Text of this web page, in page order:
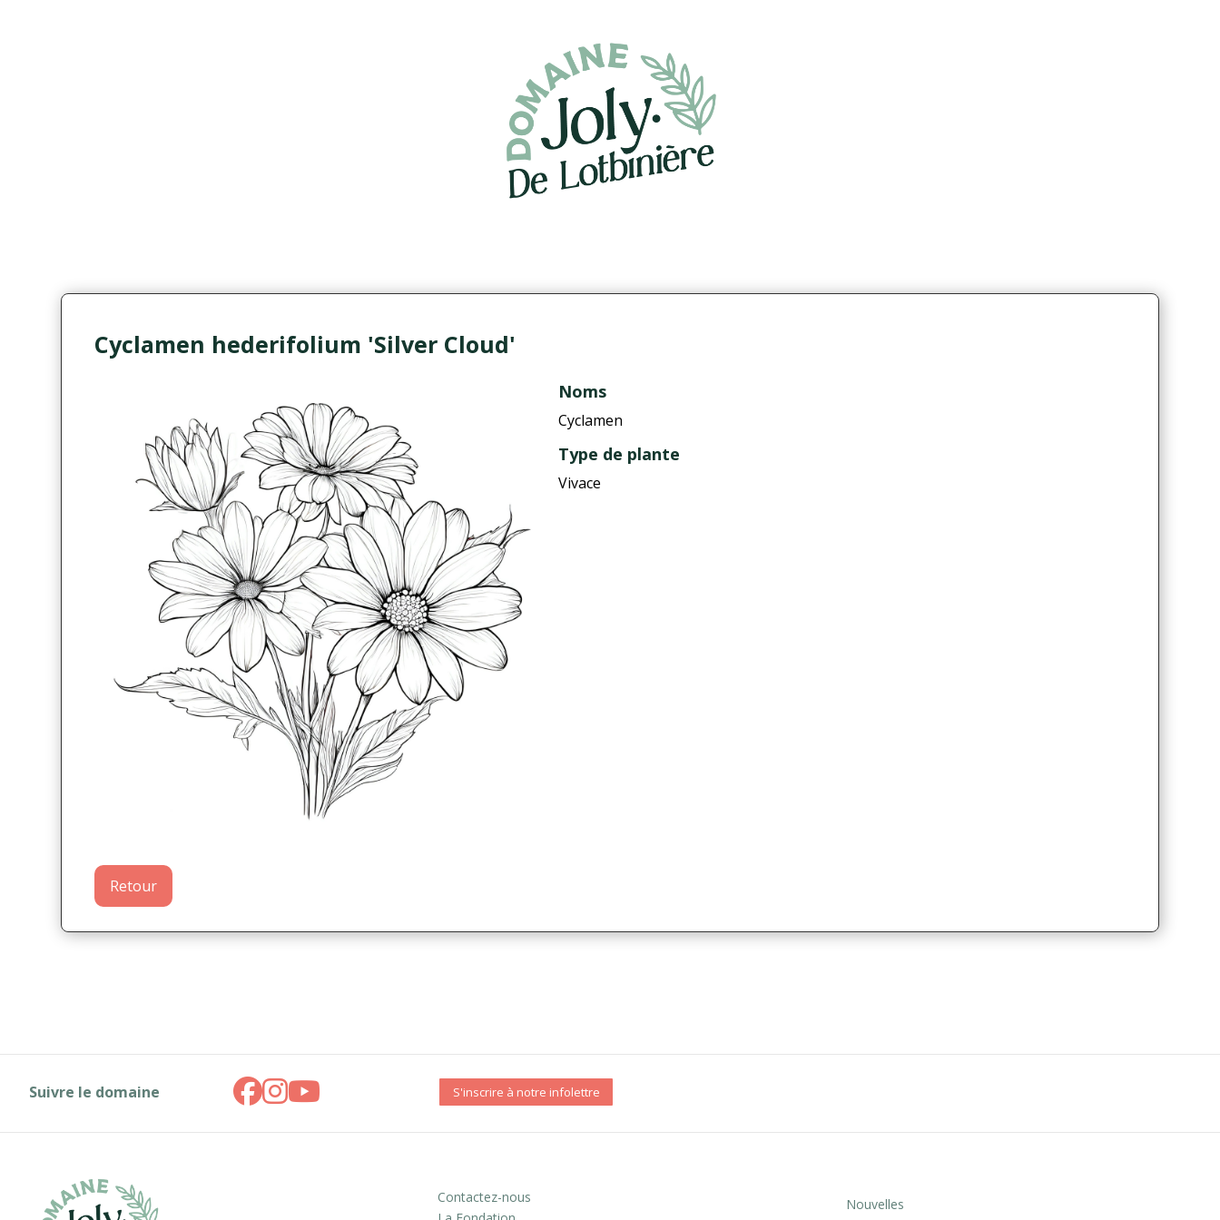
Cyclamen hederifolium 'Silver Cloud'
Noms
Cyclamen
Type de plante
Vivace
Retour
Suivre le domaine S'inscrire à notre infolettre
Contactez-nous
Nouvelles